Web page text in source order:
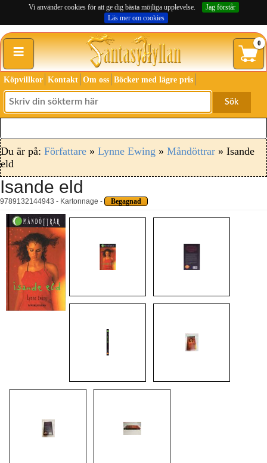
Vi använder cookies för att ge dig bästa möjliga upplevelse.
Jag förstår
Läs mer om cookies
≡ 0
Köpvillkor Kontakt Om oss Böcker med lägre pris
Sök
Du är på: Författare » Lynne Ewing » Måndöttrar » Isande
eld
Isande eld
9789132144943 - Kartonnage - Begagnad